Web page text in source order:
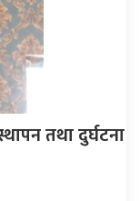
तथा दुर्घटना